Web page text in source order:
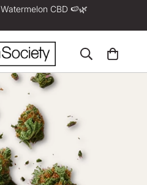
CBD 🍉🌿